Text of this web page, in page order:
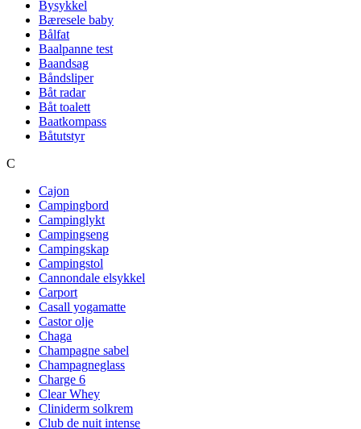
Bysykkel
Bæresele baby
Bålfat
Baalpanne test
Baandsag
Båndsliper
Båt radar
Båt toalett
Baatkompass
Båtutstyr
C
Cajon
Campingbord
Campinglykt
Campingseng
Campingskap
Campingstol
Cannondale elsykkel
Carport
Casall yogamatte
Castor olje
Chaga
Champagne sabel
Champagneglass
Charge 6
Clear Whey
Cliniderm solkrem
Club de nuit intense